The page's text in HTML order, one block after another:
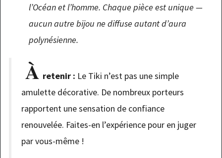
l’Océan et l’homme. Chaque pièce est unique —
aucun autre bijou ne diffuse autant d’aura
polynésienne.
À retenir : Le Tiki n’est pas une simple
amulette décorative. De nombreux porteurs
rapportent une sensation de confiance
renouvelée. Faites-en l’expérience pour en juger
par vous-même !